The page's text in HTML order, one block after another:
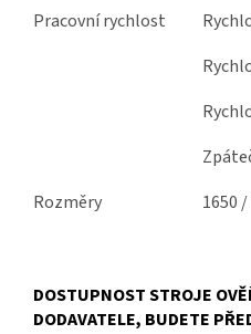
Pracovní rychlost
Rozměry
1650
DOSTUPNOST STROJE
DODAVATELE, BUDETE